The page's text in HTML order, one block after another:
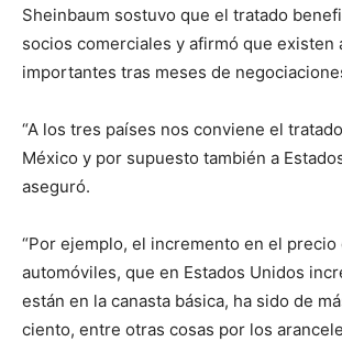
Sheinbaum sostuvo que el tratado
socios comerciales y afirmó que existen
importantes tras meses de
“A los tres países nos conviene el
México y por supuesto también a
aseguró.
“Por ejemplo, el incremento en el precio
automóviles, que en Estados Unidos
están en la canasta básica, ha sido de
ciento, entre otras cosas por los